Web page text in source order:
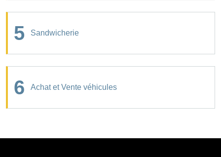
5 Sandwicherie
6 Achat et Vente véhicules